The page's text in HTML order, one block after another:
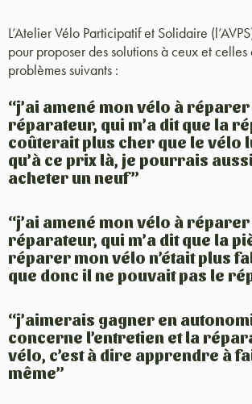
L’Atelier Vélo Participatif et Solidaire
pour proposer des solutions à ceux et
problèmes suivants :
“j’ai amené mon vélo à réparer
réparateur, qui m’a dit que la
coûterait plus cher que le vélo
qu’à ce prix là, je pourrais
acheter un neuf”
“j’ai amené mon vélo à réparer
réparateur, qui m’a dit que la
réparer mon vélo n’était plus
que donc il ne pouvait pas le
“j’aimerais gagner en
concerne l’entretien et la
vélo, c’est à dire apprendre à
même”